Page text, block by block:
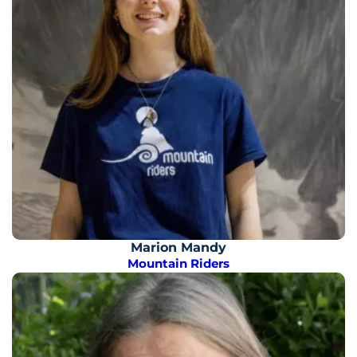
Marion Mandy
Mountain Riders